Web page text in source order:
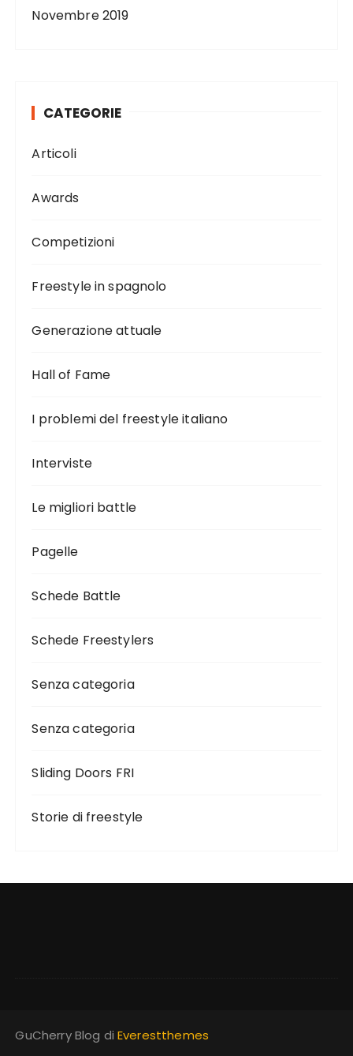
Novembre 2019
CATEGORIE
Articoli
Awards
Competizioni
Freestyle in spagnolo
Generazione attuale
Hall of Fame
I problemi del freestyle italiano
Interviste
Le migliori battle
Pagelle
Schede Battle
Schede Freestylers
Senza categoria
Senza categoria
Sliding Doors FRI
Storie di freestyle
GuCherry Blog diEverestthemes